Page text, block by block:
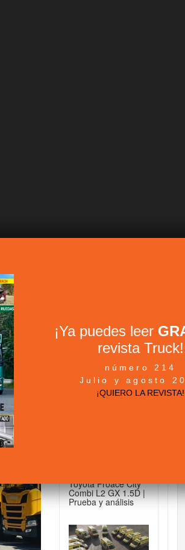
+ NOTICIAS...
Toyota Proace City
Combi L2 GX 1.5D |
Prueba y análisis
¡Ya puedes leer
revista Truck!
número 214
Julio y agosto
¡QUIERO LA REVISTA!